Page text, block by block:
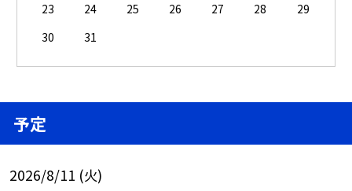
23
24 25 26 27 28
29
30
31
予定
2026/8/11 (火)